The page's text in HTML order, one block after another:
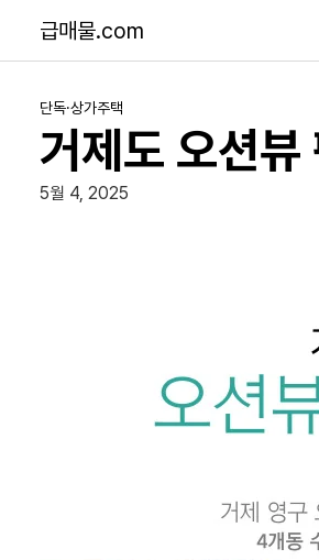
급매물.com
단독·상가주택
거제도 오션뷰
5월 4, 2025